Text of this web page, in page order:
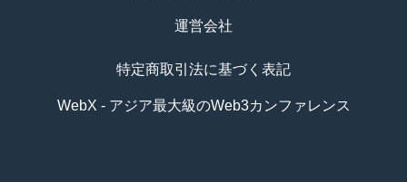
運営会社
特定商取引法に基づく表記
WebX - アジア最大級のWeb3カンファレンス